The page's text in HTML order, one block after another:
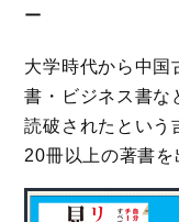
－
大学時代から中国
書・ビジネス書な
読破されたという
20冊以上の著書を